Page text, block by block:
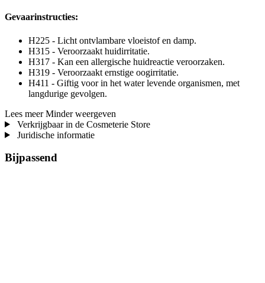
Gevaarinstructies:
H225 - Licht ontvlambare vloeistof en damp.
H315 - Veroorzaakt huidirritatie.
H317 - Kan een allergische huidreactie veroorzaken.
H319 - Veroorzaakt ernstige oogirritatie.
H411 - Giftig voor in het water levende organismen, met
langdurige gevolgen.
Lees meer Minder weergeven
Verkrijgbaar in de Cosmeterie Store
Juridische informatie
Bijpassend